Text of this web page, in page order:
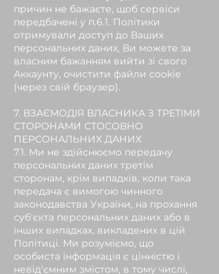
причин не бажаєте, щоб сервіси
передбачені у п.6.1. Політики
отримували доступ до Ваших
персональних даних, Ви можете за
власним бажанням вийти зі свого
Аккаунту, очистити файли cookie
(через свій браузер).
7. ВЗАЄМОДІЯ ВЛАСНИКА З ТРЕТІМИ
СТОРОНАМИ СТОСОВНО
ПЕРСОНАЛЬНИХ ДАНИХ
7.1. Ми не здійснюємо передачу
персональних даних третім
сторонам, крім випадків, коли така
передача є вимогою чинного
законодавства України, на прохання
суб'єкта персональних даних або в
інших випадках, викладених в цій
Політиці. Ми розуміємо, що
особиста інформація є цінністю і
невід'ємним змістом, в тому числі,